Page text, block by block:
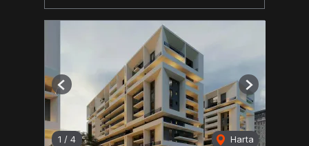
1 / 4 Harta
Previous Next